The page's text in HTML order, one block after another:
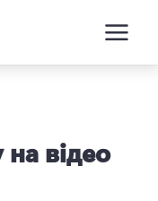
відео